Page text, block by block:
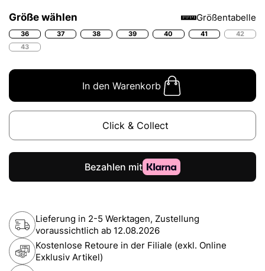
Größe wählen Größentabelle
36 37 38 39 40 41
42
43
In den Warenkorb
Click & Collect
Lieferung in 2-5 Werktagen, Zustellung
voraussichtlich ab 12.08.2026
Kostenlose Retoure in der Filiale (exkl. Online
Exklusiv Artikel)